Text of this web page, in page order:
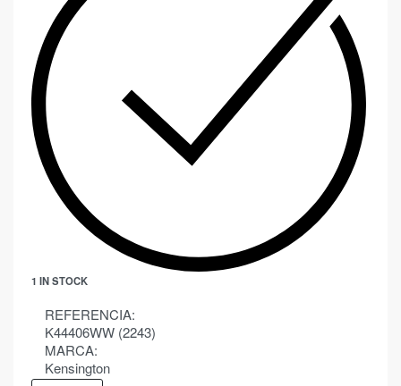
1 IN STOCK
REFERENCIA:
K44406WW (2243)
MARCA:
Kensington